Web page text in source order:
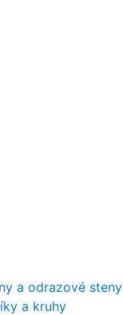
a odrazové steny
a kruhy